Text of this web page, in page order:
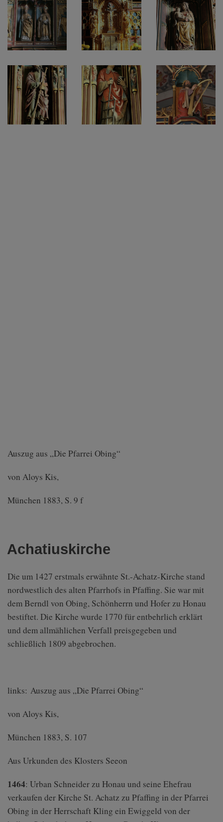
Auszug aus „Die Pfarrei Obing“
von Aloys Kis,
München 1883, S. 9 f
Achatiuskirche
Die um 1427 erstmals erwähnte St.-Achatz-Kirche stand
nordwestlich des alten Pfarrhofs in Pfaffing. Sie war mit
dem Berndl von Obing, Schönherrn und Hofer zu Honau
bestiftet. Die Kirche wurde 1770 für entbehrlich erklärt
und dem allmählichen Verfall preisgegeben und
schließlich 1809 abgebrochen.
links: Auszug aus „Die Pfarrei Obing“
von Aloys Kis,
München 1883, S. 107
Aus Urkunden des Klosters Seeon
1464: Urban Schneider zu Honau und seine Ehefrau
verkaufen der Kirche St. Achatz zu Pfaffing in der Pfarrei
Obing in der Herrschaft Kling ein Ewiggeld von der